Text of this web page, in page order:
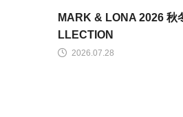
2026.07.28
MARK & LONA 2026 秋
LLECTION